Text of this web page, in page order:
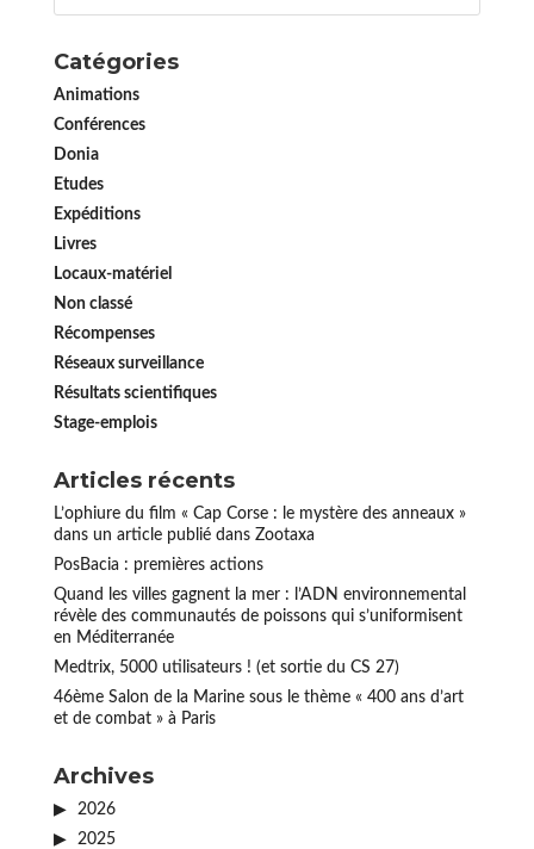
Catégories
Animations
Conférences
Donia
Etudes
Expéditions
Livres
Locaux-matériel
Non classé
Récompenses
Réseaux surveillance
Résultats scientifiques
Stage-emplois
Articles récents
L’ophiure du film « Cap Corse : le mystère des anneaux »
dans un article publié dans Zootaxa
PosBacia : premières actions
Quand les villes gagnent la mer : l’ADN environnemental
révèle des communautés de poissons qui s’uniformisent
en Méditerranée
Medtrix, 5000 utilisateurs ! (et sortie du CS 27)
46ème Salon de la Marine sous le thème « 400 ans d’art
et de combat » à Paris
Archives
2026
2025